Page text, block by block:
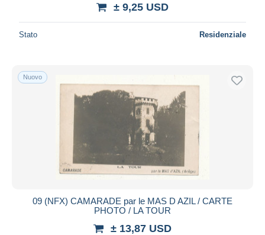
± 9,25 USD
Stato Residenziale
Nuovo
09 (NFX) CAMARADE par le MAS D AZIL / CARTE
PHOTO / LA TOUR
± 13,87 USD